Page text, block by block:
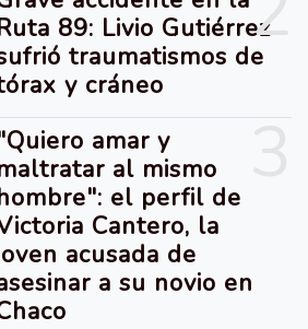
89: Livio Gutiérrez
traumatismos de
y cráneo
amar y
al mismo
el perfil de
Cantero, la
acusada de
a su novio en